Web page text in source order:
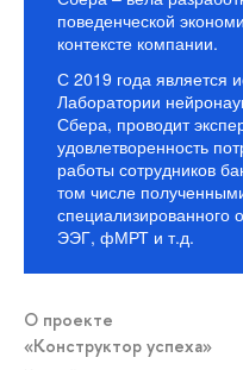
поведенческой
контексте компании.
С 2019 года является
Лаборатории
Сбера, проводит
удовлетворенность
работы сотрудников
том числе
специализированного
ЭЭГ, фМРТ и т.д.
О проекте
«Конструктор успеха»